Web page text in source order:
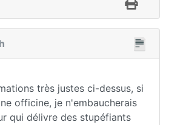
très justes ci-dessus, si
officine, je n'embaucherais
qui délivre des stupéfiants